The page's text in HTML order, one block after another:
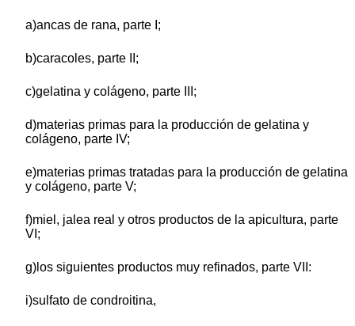
a)ancas de rana, parte I;
b)caracoles, parte II;
c)gelatina y colágeno, parte III;
d)materias primas para la producción de gelatina y
colágeno, parte IV;
e)materias primas tratadas para la producción de gelatina
y colágeno, parte V;
f)miel, jalea real y otros productos de la apicultura, parte
VI;
g)los siguientes productos muy refinados, parte VII:
i)sulfato de condroitina,